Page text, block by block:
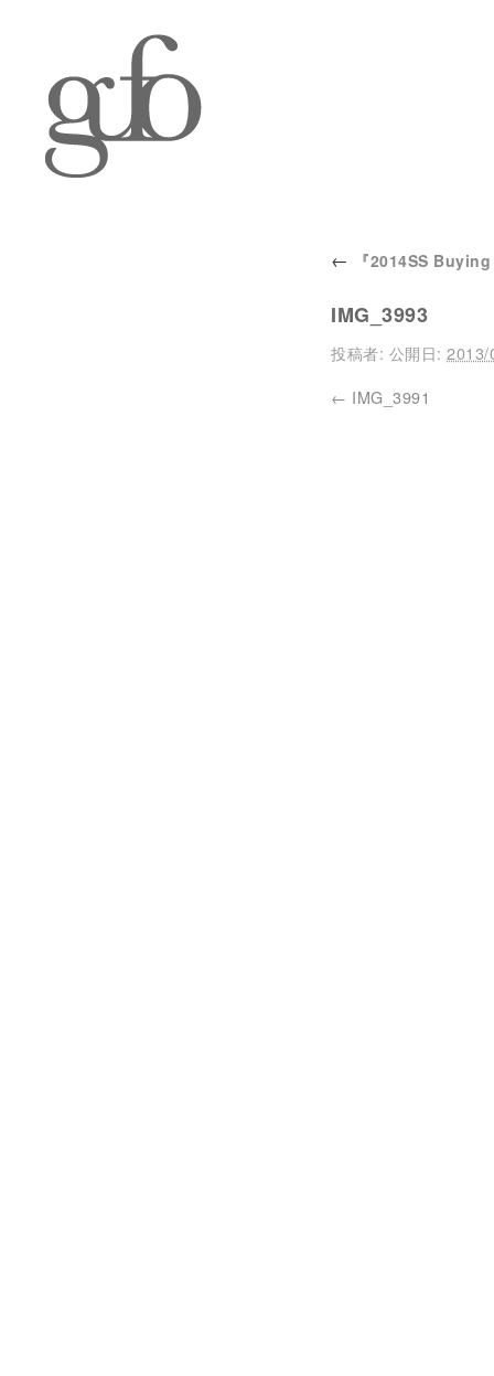
← 『2014SS
IMG_3993
投稿者: 公開日: 2013/
IMG_3991